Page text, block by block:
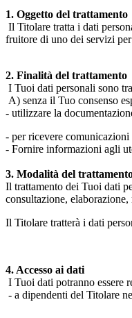
1. Oggetto del trattamento
Il Titolare tratta i dati
fruitore di uno dei servizi
2. Finalità del trattamento
I Tuoi dati personali sono
A) senza il Tuo consenso
- utilizzare la
- per ricevere comunicazioni
- Fornire informazioni agli
3. Modalità del
Il trattamento dei Tuoi dati
consultazione,
Il Titolare tratterà i dati
4. Accesso ai dati
I Tuoi dati potranno essere
- a dipendenti del Titolare